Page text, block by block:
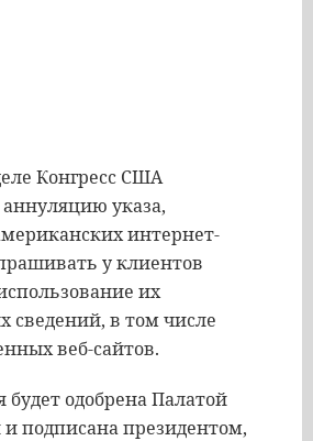
Конгресс США
аннуляцию указа,
интернет-
у клиентов
их
сведений, в том числе
веб-сайтов.
будет одобрена Палатой
и подписана президентом,